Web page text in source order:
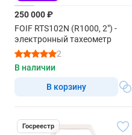
250 000 ₽
FOIF RTS102N (R1000, 2") -
электронный тахеометр
2
В наличии
В корзину
Госреестр